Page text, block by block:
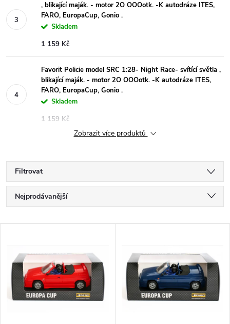
, blikající maják. - motor 2O OOOotk. -K autodráze ITES,
FARO, EuropaCup, Gonio .
Skladem
1 159 Kč
Favorit Policie model SRC 1:28- Night Race- svítící světla ,
blikající maják. - motor 2O OOOotk. -K autodráze ITES,
FARO, EuropaCup, Gonio .
Skladem
1 159 Kč
Zobrazit více produktů
Filtrovat
Ř
a
e
n
Nejprodávanější
Abecedně
ý
p